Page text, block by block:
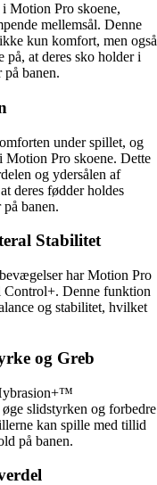
Motion Pro skoene,
mellemsål. Denne
kun komfort, men også
på, at deres sko holder i
banen.
under spillet, og
Motion Pro skoene. Dette
og ydersålen af
deres fødder holdes
banen.
Stabilitet
har Motion Pro
Control+. Denne funktion
og stabilitet, hvilket
og Greb
slidstyrken og forbedre
kan spille med tillid
på banen.